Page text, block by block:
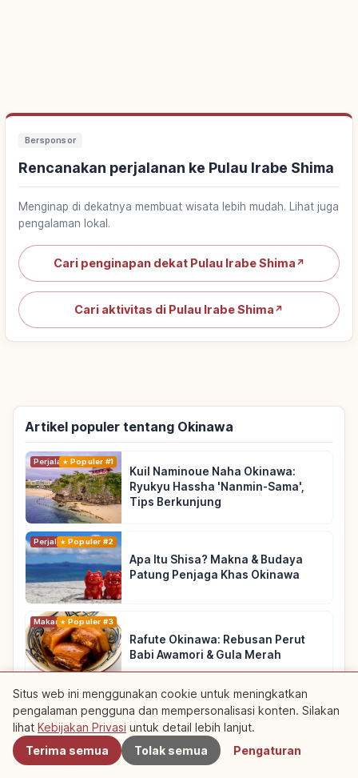
Bersponsor
Rencanakan perjalanan ke Pulau Irabe Shima
Menginap di dekatnya membuat wisata lebih mudah. Lihat juga
pengalaman lokal.
Cari penginapan dekat Pulau Irabe Shima ↗
Cari aktivitas di Pulau Irabe Shima ↗
Artikel populer tentang Okinawa
PerjalananPopuler #1
Kuil Naminoue Naha Okinawa:
Ryukyu Hassha 'Nanmin-Sama',
Tips Berkunjung
PerjalananPopuler #2
Apa Itu Shisa? Makna & Budaya
Patung Penjaga Khas Okinawa
MakananPopuler #3
Rafute Okinawa: Rebusan Perut
Babi Awamori & Gula Merah
Lihat artikel lainnya tentang Okinawa
Terdekat
Situs web ini menggunakan cookie untuk meningkatkan
pengalaman pengguna dan mempersonalisasi konten. Silakan
lihat Kebijakan Privasi untuk detail lebih lanjut.
Terima semua
Tolak semua Pengaturan